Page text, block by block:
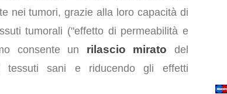
nei tumori, grazie alla loro capacità di
tumorali ("effetto di permeabilità e
consente un rilascio mirato del
tessuti sani e riducendo gli effetti